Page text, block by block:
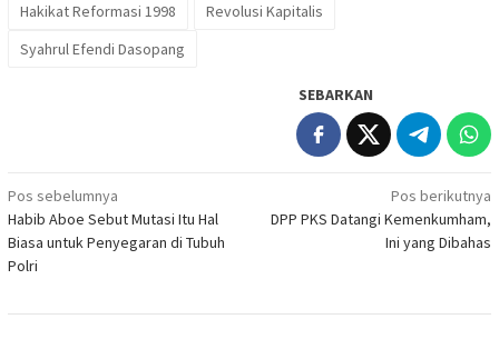
Hakikat Reformasi 1998
Revolusi Kapitalis
Syahrul Efendi Dasopang
SEBARKAN
Navigasi
pos
Pos sebelumnya
Habib Aboe Sebut Mutasi Itu Hal
Biasa untuk Penyegaran di Tubuh
Polri
Pos berikutnya
DPP PKS Datangi Kemenkumham,
Ini yang Dibahas